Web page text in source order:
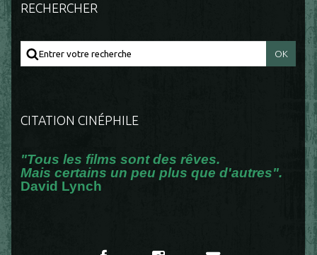
RECHERCHER
CITATION CINÉPHILE
"Tous les films sont des rêves.
Mais certains un peu plus que d'autres".
David Lynch